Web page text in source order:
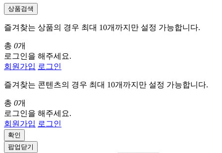
상품검색
즐겨찾는 상품의 경우 최대 10개까지만 설정 가능합니다.
총 0개
로그인을 해주세요.
회원가입 로그인
즐겨찾는 콘텐츠의 경우 최대 10개까지만 설정 가능합니다.
총 0개
로그인을 해주세요.
회원가입 로그인
확인
팝업닫기